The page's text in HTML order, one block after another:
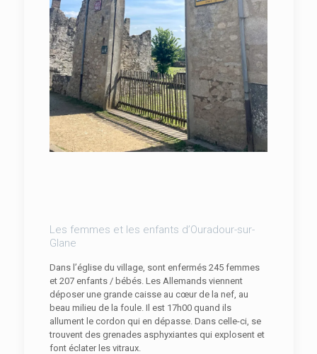
Les femmes et les enfants d’Ouradour-sur-
Glane
Dans l’église du village, sont enfermés 245 femmes
et 207 enfants / bébés. Les Allemands viennent
déposer une grande caisse au cœur de la nef, au
beau milieu de la foule. Il est 17h00 quand ils
allument le cordon qui en dépasse. Dans celle-ci, se
trouvent des grenades asphyxiantes qui explosent et
font éclater les vitraux.